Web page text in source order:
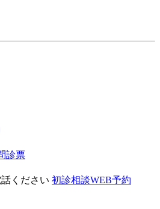
診票
ください 初診相談WEB予約